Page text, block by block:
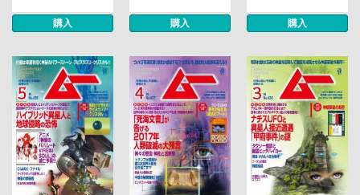
購入 購入 購入